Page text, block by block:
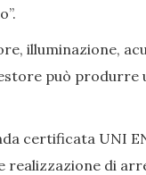
illuminazione,
può
certificata UNI
realizzazione di